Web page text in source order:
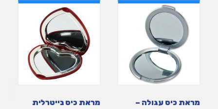
מראת כיס עגולה –
מראת כיס נייטרלית